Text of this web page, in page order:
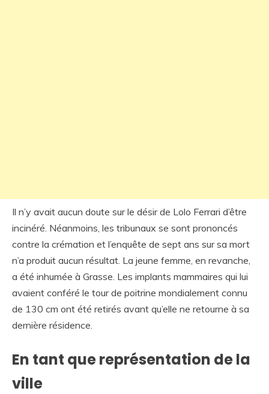
Il n’y avait aucun doute sur le désir de Lolo Ferrari d’être
incinéré. Néanmoins, les tribunaux se sont prononcés
contre la crémation et l’enquête de sept ans sur sa mort
n’a produit aucun résultat. La jeune femme, en revanche,
a été inhumée à Grasse. Les implants mammaires qui lui
avaient conféré le tour de poitrine mondialement connu
de 130 cm ont été retirés avant qu’elle ne retourne à sa
dernière résidence.
En tant que représentation de la
ville